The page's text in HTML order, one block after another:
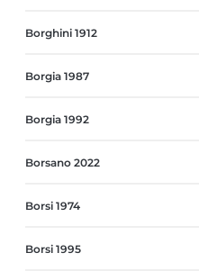
Borghini 1912
Borgia 1987
Borgia 1992
Borsano 2022
Borsi 1974
Borsi 1995